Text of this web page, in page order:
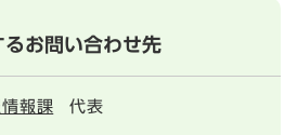
お問い合わせ先
報課 代表